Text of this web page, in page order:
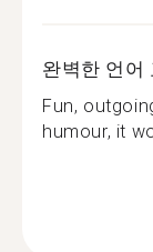
완벽한 언어
Fun,
humour, it